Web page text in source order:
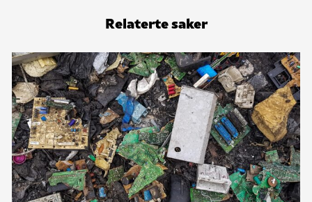
Relaterte saker